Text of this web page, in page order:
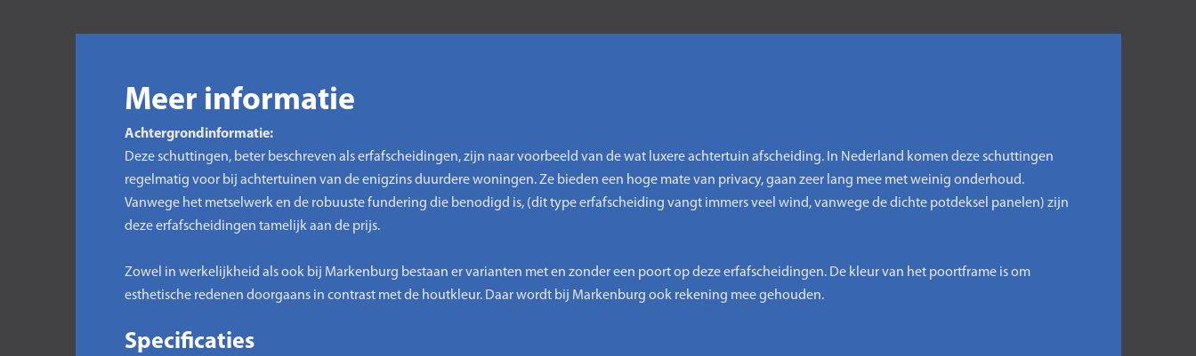
Meer informatie
Achtergrondinformatie:
Deze schuttingen, beter beschreven als erfafscheidingen, zijn naar voorbeeld van de wat luxere achtertuin afscheiding. In Nederland komen deze schuttingen
regelmatig voor bij achtertuinen van de enigzins duurdere woningen. Ze bieden een hoge mate van privacy, gaan zeer lang mee met weinig onderhoud.
Vanwege het metselwerk en de robuuste fundering die benodigd is, (dit type erfafscheiding vangt immers veel wind, vanwege de dichte potdeksel panelen) zijn
deze erfafscheidingen tamelijk aan de prijs.
Zowel in werkelijkheid als ook bij Markenburg bestaan er varianten met en zonder een poort op deze erfafscheidingen. De kleur van het poortframe is om
esthetische redenen doorgaans in contrast met de houtkleur. Daar wordt bij Markenburg ook rekening mee gehouden.
Specificaties